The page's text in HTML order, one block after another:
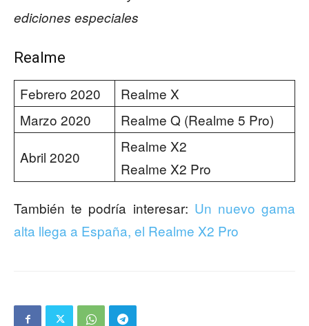
ediciones especiales
Realme
Febrero 2020
Realme X
Marzo 2020
Realme Q (Realme 5 Pro)
Abril 2020
Realme X2
Realme X2 Pro
También te podría interesar: Un nuevo gama
alta llega a España, el Realme X2 Pro